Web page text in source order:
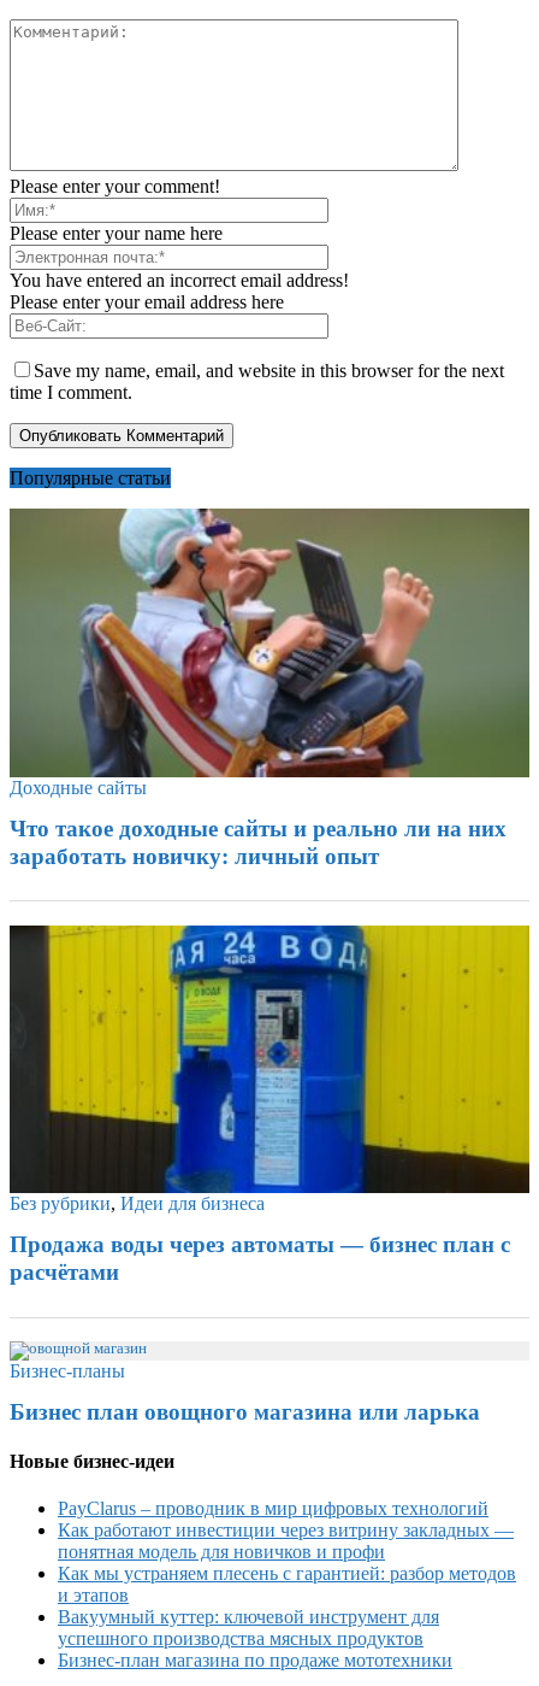
Please enter your comment!
Please enter your name here
You have entered an incorrect email address!
Please enter your email address here
Save my name, email, and website in this browser for the next
time I comment.
Популярные статьи
Доходные сайты
Что такое доходные сайты и реально ли на них
заработать новичку: личный опыт
Без рубрики, Идеи для бизнеса
Продажа воды через автоматы — бизнес план с
расчётами
Бизнес-планы
Бизнес план овощного магазина или ларька
Новые бизнес-идеи
PayClarus – проводник в мир цифровых технологий
Как работают инвестиции через витрину закладных —
понятная модель для новичков и профи
Как мы устраняем плесень с гарантией: разбор методов
и этапов
Вакуумный куттер: ключевой инструмент для
успешного производства мясных продуктов
Бизнес-план магазина по продаже мототехники